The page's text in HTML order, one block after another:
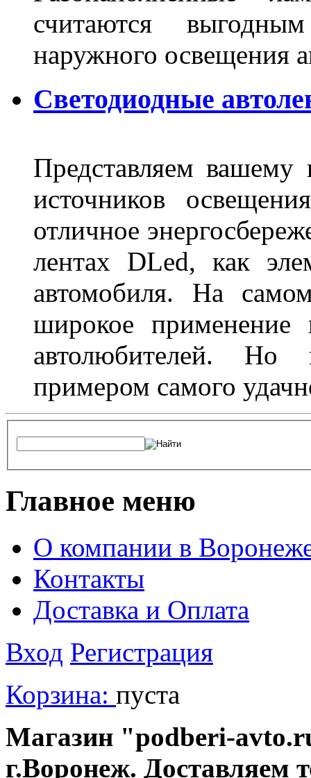
считаются
наружного освещения
Светодиодные
Представляем
источников
отличное
лентах DLed, как
автомобиля. На
широкое
автолюбителей. Но
примером самого
Главное меню
О компании в
Контакты
Доставка и Оплата
Вход Регистрация
Корзина: пуста
Магазин "podberi-
г.Воронеж. Доставляем